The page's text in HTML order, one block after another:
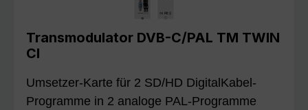
Transmodulator DVB-C/PAL TM TWIN
CI
Umsetzer-Karte für 2 SD/HD DigitalKabel-
Programme in 2 analoge PAL-Programme